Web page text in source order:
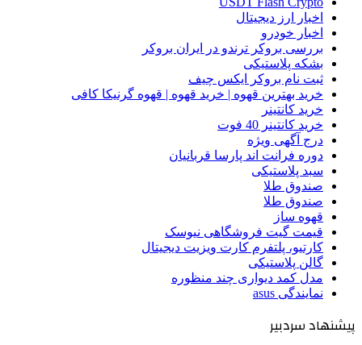
اخبار ارز دیجیتال
اخبار خودرو
بررسی بروکر ترندو در ایران بروکر
بشکه پلاستیکی
ثبت نام بروکر ایکس چیف
خرید بهترین قهوه | خرید قهوه | قهوه گرنیکا کافی
خرید کانتینر
خرید کانتینر 40 فوت
درج آگهی ویژه
دوره فرانت اند پارسا قربانیان
سبد پلاستیکی
صندوق طلا
صندوق طلا
قهوه ساز
قیمت گیت فروشگاهی نیوسک
کارتیو، پلتفرم کارت ویزیت دیجیتال
گالن پلاستیکی
مدل کمد دیواری چند منظوره
نمایندگی asus
پیشنهاد سردبیر